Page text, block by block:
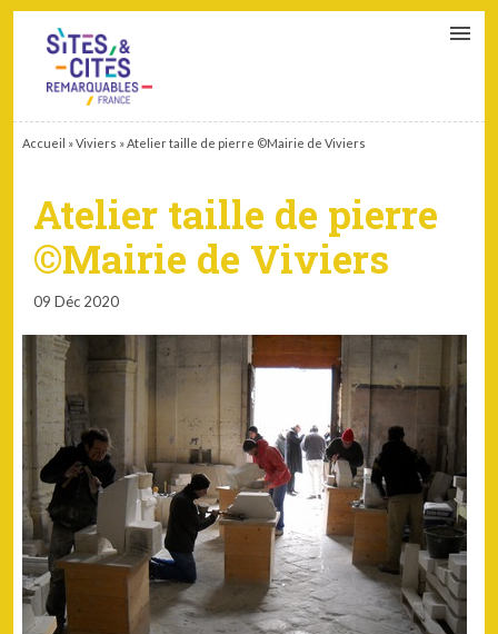
Accueil »Viviers »Atelier taille de pierre ©Mairie de Viviers
Atelier taille de pierre
©Mairie de Viviers
09 Déc 2020